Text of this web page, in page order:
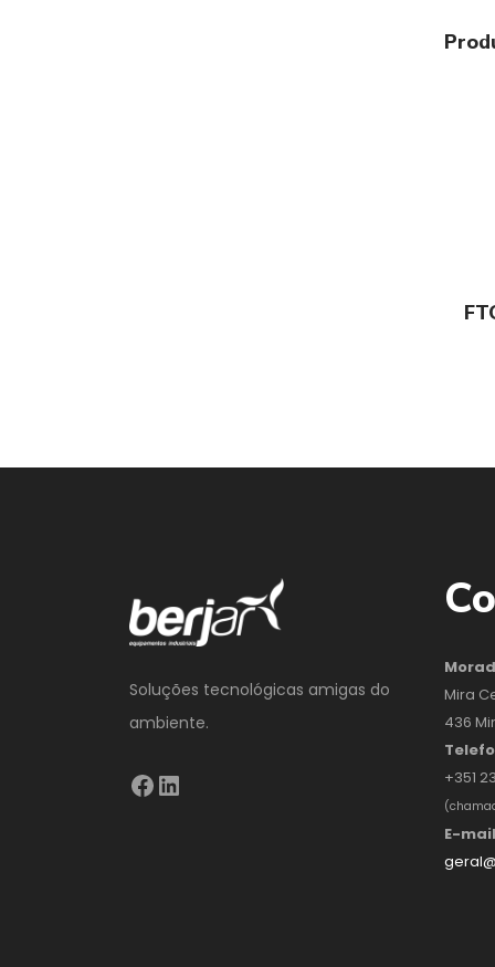
Soluções tecnológicas amigas do
ambiente.
Mira
436
+351
E-mail